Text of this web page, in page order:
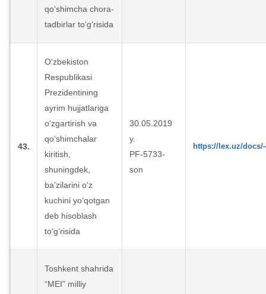
qo‘shimcha chora-
tadbirlar to‘g‘risida
43.
O‘zbekiston
Respublikasi
Prezidentining
ayrim hujjatlariga
o‘zgartirish va
qo‘shimchalar
kiritish,
shuningdek,
ba’zilarini o‘z
kuchini yo‘qotgan
deb hisoblash
to‘g‘risida
30.05.2019
y.
PF-5733-
son
https://lex.uz/docs/-
Toshkent shahrida
“MEI” milliy